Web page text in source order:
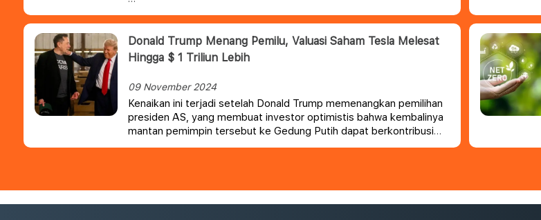
Donald Trump Menang Pemilu, Valuasi Saham Tesla Melesat
Hingga $ 1 Triliun Lebih
09 November 2024
Kenaikan ini terjadi setelah Donald Trump memenangkan pemilihan
presiden AS, yang membuat investor optimistis bahwa kembalinya
mantan pemimpin tersebut ke Gedung Putih dapat berkontribusi
positif bagi Tesla.